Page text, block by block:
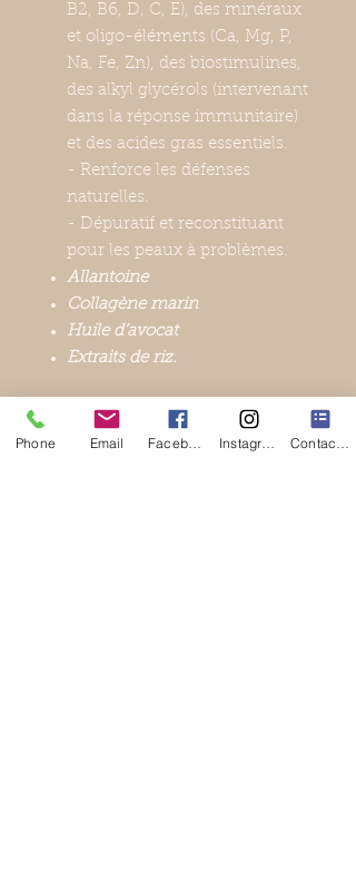
B2, B6, D, C, E), des minéraux
et oligo-éléments (Ca, Mg, P,
Na, Fe, Zn), des biostimulines,
des alkyl glycérols (intervenant
dans la réponse immunitaire)
et des acides gras essentiels.
- Renforce les défenses
naturelles.
- Dépuratif et reconstituant
pour les peaux à problèmes.
Allantoine
Collagène marin
Huile d’avocat
Extraits de riz.
Pourcentage de lait d'ânesse : 30
%
Phone Email